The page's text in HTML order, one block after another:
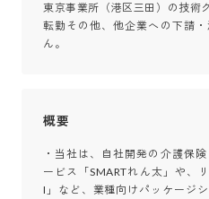
東京事業所（港区三田）の技術
転勤その他、他企業への下請
ん。
概要
・当社は、自社開発の介護保
ービス「SMARTれん太」や、
I」など、業種向けパッケージ